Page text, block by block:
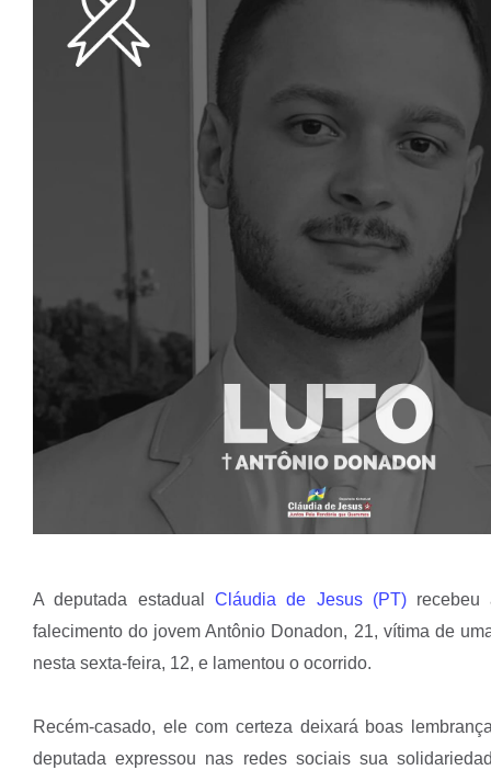
A deputada estadual Cláudia de Jesus (PT)recebeu
falecimento do jovem Antônio Donadon, 21, vítima de
nesta sexta-feira, 12, e lamentou o ocorrido.
Recém-casado, ele com certeza deixará boas
deputada expressou nas redes sociais sua